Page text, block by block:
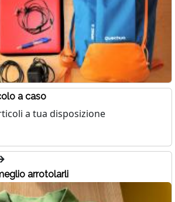
a caso
a tua disposizione
arrotolarli